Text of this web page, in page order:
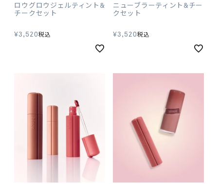
ロウグロウジェルティント&
チークセット
¥3,520税込
ニューブラーティント&チー
クセット
¥3,520税込